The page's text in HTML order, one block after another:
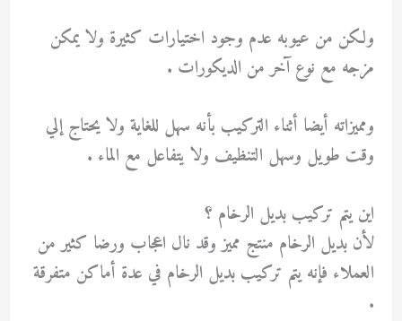
ولكن من عيوبه عدم وجود اختيارات كثيرة ولا يمكن
مزجه مع نوع آخر من الديكورات .
ومميزاته أيضا أثناء التركيب بأنه سهل للغاية ولا يحتاج إلي
وقت طويل وسهل التنظيف ولا يتفاعل مع الماء .
اين يتم تركيب بديل الرخام ؟
لأن بديل الرخام منتج مميز وقد نال اعجاب ورضا كثير من
العملاء فإنه يتم تركيب بديل الرخام في عدة أماكن متفرقة
.